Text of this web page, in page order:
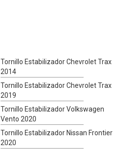
Tornillo Estabilizador Chevrolet Trax
2014
Tornillo Estabilizador Chevrolet Trax
2019
Tornillo Estabilizador Volkswagen
Vento 2020
Tornillo Estabilizador Nissan Frontier
2020